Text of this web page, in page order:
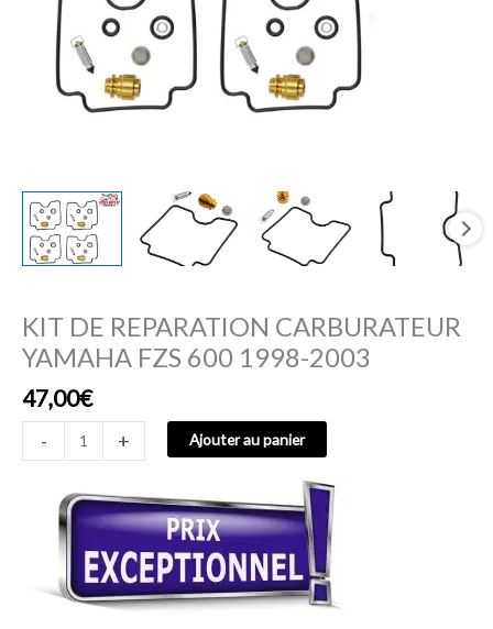
KIT DE REPARATION CARBURATEUR
YAMAHA FZS 600 1998-2003
47,00€
- + Ajouter au panier